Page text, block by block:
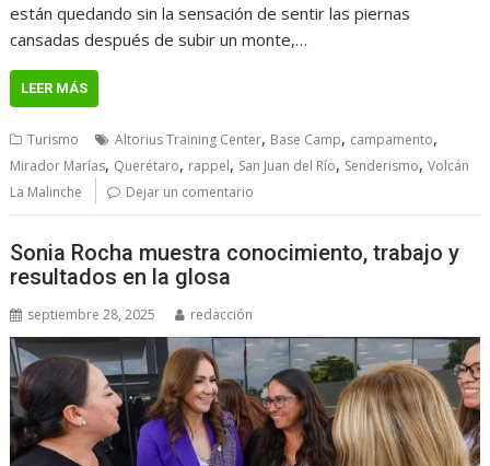
están quedando sin la sensación de sentir las piernas
cansadas después de subir un monte,…
LEER MÁS
Turismo Altorius Training Center, Base Camp, campamento,
Mirador Marías, Querétaro, rappel, San Juan del Río, Senderismo,Volcán
La Malinche
Dejar un comentario
Sonia Rocha muestra conocimiento, trabajo y
resultados en la glosa
septiembre 28, 2025 redacción